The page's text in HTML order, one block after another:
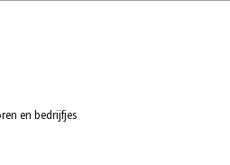
en bedrijfjes